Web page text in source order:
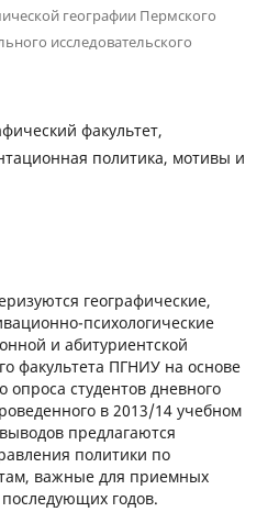
географии Пермского
исследовательского
факультет,
политика, мотивы и
географические,
психологические
и абитуриентской
факультета ПГНИУ на основе
опроса студентов дневного
в 2013/14 учебном
предлагаются
политики по
важные для приемных
годов.